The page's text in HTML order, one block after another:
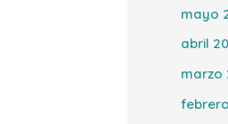
mayo
abril
marzo